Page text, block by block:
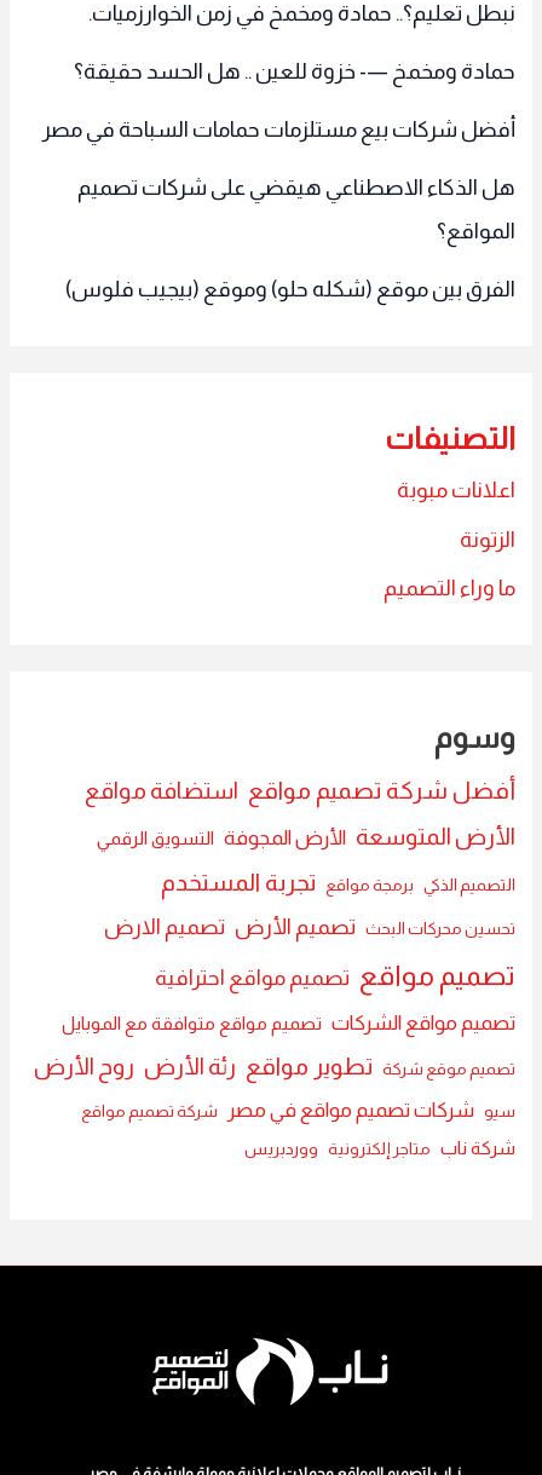
نبطل تعليم؟.. حمادة ومخمخ في زمن الخوارزميات.
حمادة ومخمخ —- خزوة للعين .. هل الحسد حقيقة؟
أفضل شركات بيع مستلزمات حمامات السباحة في مصر
هل الذكاء الاصطناعي هيقضي على شركات تصميم
المواقع؟
الفرق بين موقع (شكله حلو) وموقع (بيجيب فلوس)
التصنيفات
اعلانات مبوبة
الزتونة
ما وراء التصميم
وسوم
أفضل شركة تصميم مواقع استضافة مواقع
الأرض المتوسعة الأرض المجوفة التسويق الرقمي
التصميم الذكي برمجة مواقع تجربة المستخدم
تحسين محركات البحث تصميم الأرض تصميم الارض
تصميم مواقع تصميم مواقع احترافية
تصميم مواقع الشركات تصميم مواقع متوافقة مع الموبايل
تصميم موقع شركة تطوير مواقع رئة الأرض روح الأرض
سيو شركات تصميم مواقع في مصر شركة تصميم مواقع
شركة ناب متاجر إلكترونية ووردبريس